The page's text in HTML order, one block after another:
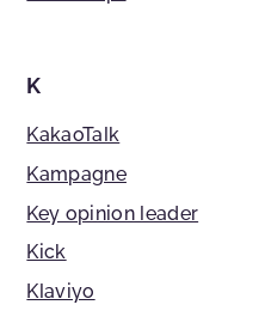
K
KakaoTalk
Kampagne
Key opinion leader
Kick
Klaviyo